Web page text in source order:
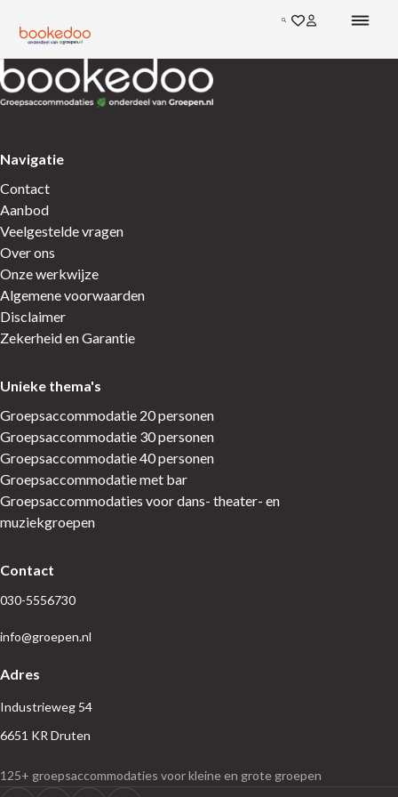
Terug naar de startpagina
Zoeken
Ga naar
Inloggen bij
Terug naar de startpagina
Navigatie
Contact
Aanbod
Veelgestelde vragen
Over ons
Onze werkwijze
Algemene voorwaarden
Disclaimer
Zekerheid en Garantie
Unieke thema's
Groepsaccommodatie 20 personen
Groepsaccommodatie 30 personen
Groepsaccommodatie 40 personen
Groepsaccommodatie met bar
Groepsaccommodaties voor dans- theater- en
muziekgroepen
Contact
030-5556730
info@groepen.nl
Adres
Industrieweg 54
6651 KR Druten
125+ groepsaccommodaties voor kleine en grote groepen